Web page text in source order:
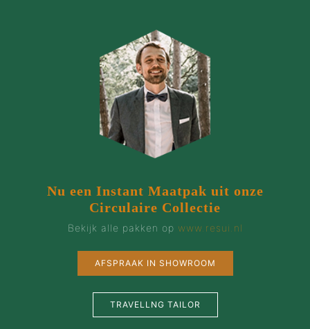
Nu een Instant Maatpak uit onze
Circulaire Collectie
Bekijk alle pakken op www.resui.nl
AFSPRAAK IN SHOWROOM
TRAVELLNG TAILOR